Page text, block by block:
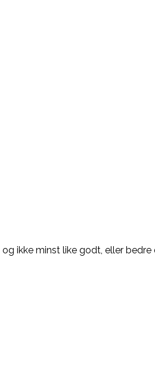
ikke minst like godt, eller